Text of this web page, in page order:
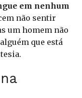
em nenhum
não sentir
um homem não
que está